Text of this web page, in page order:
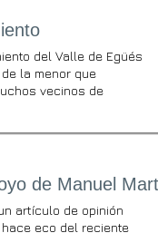
del Valle de Egüés
la menor que
vecinos de
de Manuel
artículo de opinión
eco del reciente